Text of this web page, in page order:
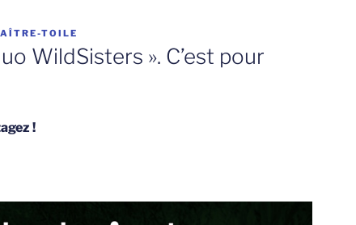
TOILE
WildSisters ». C’est pour
!